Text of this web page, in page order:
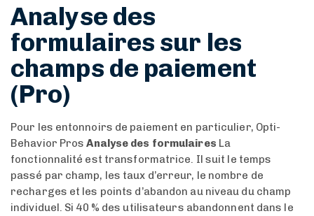
Analyse des
formulaires sur les
champs de paiement
(Pro)
Pour les entonnoirs de paiement en particulier, Opti-
Behavior ProsAnalyse des formulaires La
fonctionnalité est transformatrice. Il suit le temps
passé par champ, les taux d’erreur, le nombre de
recharges et les points d’abandon au niveau du champ
individuel. Si 40 % des utilisateurs abandonnent dans le